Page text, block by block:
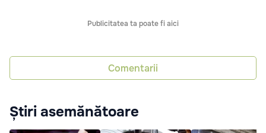
Publicitatea ta poate fi aici
Comentarii
Știri asemănătoare